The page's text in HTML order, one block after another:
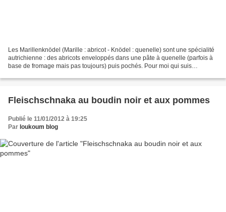
Les Marillenknödel (Marille : abricot - Knödel : quenelle) sont une spécialité
autrichienne : des abricots enveloppés dans une pâte à quenelle (parfois à
base de fromage mais pas toujours) puis pochés. Pour moi qui suis
Fleischschnaka au boudin noir et aux pommes
Publié le 11/01/2012 à 19:25
Par loukoum blog